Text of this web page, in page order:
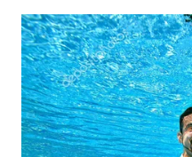
KOPEKLIN
PORTAL
KONSUMEN